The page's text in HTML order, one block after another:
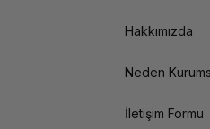
Hakkımızda
Neden
İletişim Formu